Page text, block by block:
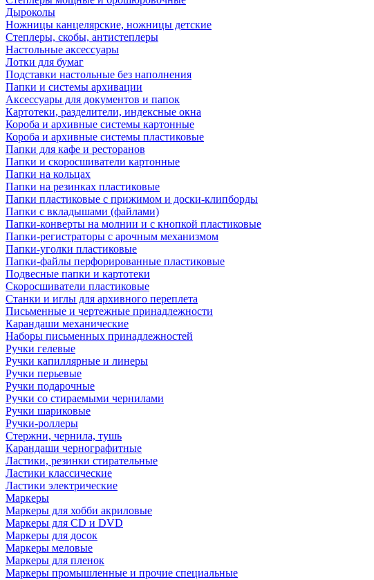
Дыроколы
Ножницы канцелярские, ножницы детские
Степлеры, скобы, антистеплеры
Настольные аксессуары
Лотки для бумаг
Подставки настольные без наполнения
Папки и системы архивации
Аксессуары для документов и папок
Картотеки, разделители, индексные окна
Короба и архивные системы картонные
Короба и архивные системы пластиковые
Папки для кафе и ресторанов
Папки и скоросшиватели картонные
Папки на кольцах
Папки на резинках пластиковые
Папки пластиковые с прижимом и доски-клипборды
Папки с вкладышами (файлами)
Папки-конверты на молнии и с кнопкой пластиковые
Папки-регистраторы с арочным механизмом
Папки-уголки пластиковые
Папки-файлы перфорированные пластиковые
Подвесные папки и картотеки
Скоросшиватели пластиковые
Станки и иглы для архивного переплета
Письменные и чертежные принадлежности
Карандаши механические
Наборы письменных принадлежностей
Ручки гелевые
Ручки капиллярные и линеры
Ручки перьевые
Ручки подарочные
Ручки со стираемыми чернилами
Ручки шариковые
Ручки-роллеры
Стержни, чернила, тушь
Карандаши чернографитные
Ластики, резинки стирательные
Ластики классические
Ластики электрические
Маркеры
Маркеры для хобби акриловые
Маркеры для CD и DVD
Маркеры для досок
Маркеры меловые
Маркеры для пленок
Маркеры промышленные и прочие специальные